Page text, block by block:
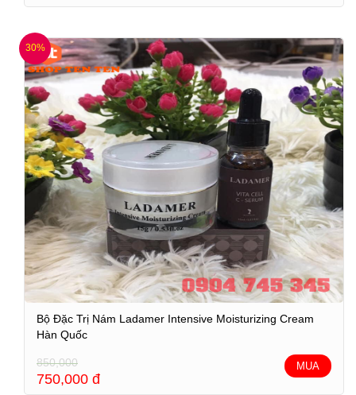
30%
Bộ Đặc Trị Nám Ladamer Intensive Moisturizing Cream
Hàn Quốc
850,000
750,000 đ
MUA